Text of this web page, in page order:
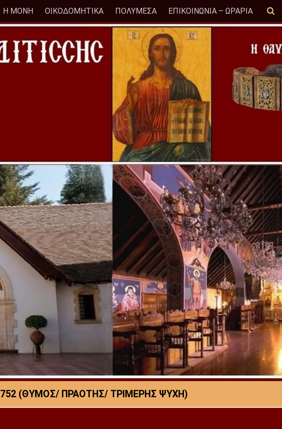
Η ΜΟΝΗ ΟΙΚΟΔΟΜΗΤΙΚΑ ΠΟΛΥΜΕΣΑ ΕΠΙΚΟΙΝΩΝΙΑ – ΩΡΑΡΙΑ
752 (ΘΥΜΟΣ/ ΠΡΑΟΤΗΣ/ ΤΡΙΜΕΡΗΣ ΨΥΧΗ)